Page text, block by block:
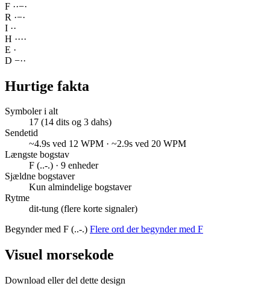
F ··−·
R ·−·
I ··
H ····
E ·
D −··
Hurtige fakta
Symboler i alt
17 (14 dits og 3 dahs)
Sendetid
~4.9s ved 12 WPM · ~2.9s ved 20 WPM
Længste bogstav
F (..-.) · 9 enheder
Sjældne bogstaver
Kun almindelige bogstaver
Rytme
dit-tung (flere korte signaler)
Begynder med F (..-.) Flere ord der begynder med F
Visuel morsekode
Download eller del dette design